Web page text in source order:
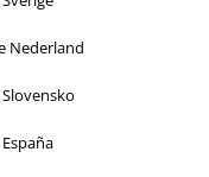
Nederland
Slovensko
je klaar